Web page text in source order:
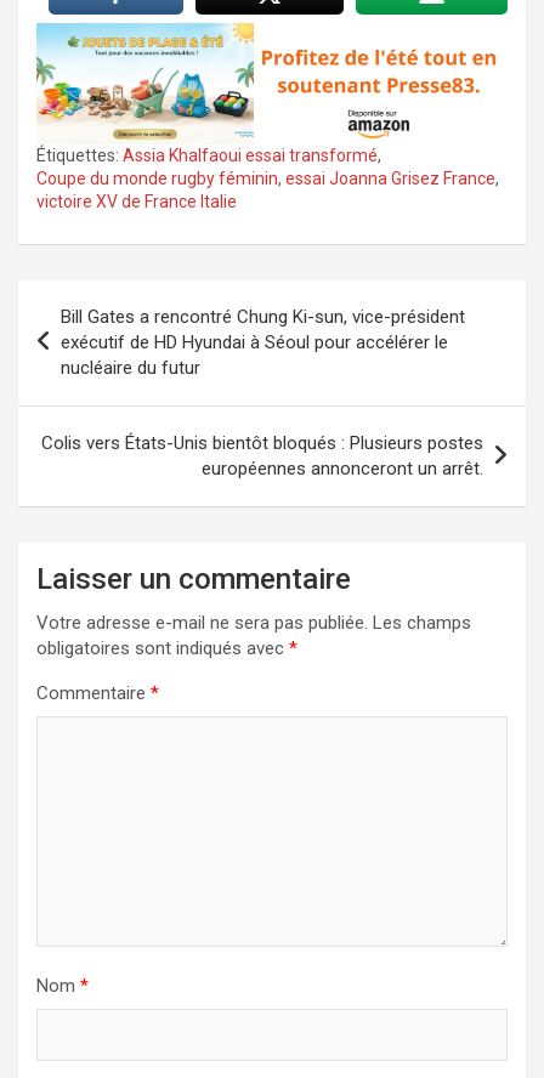
Étiquettes: Assia Khalfaoui essai transformé,
Coupe du monde rugby féminin, essai Joanna Grisez France,
victoire XV de France Italie
de
l’article
Bill Gates a rencontré Chung Ki-sun, vice-président
exécutif de HD Hyundai à Séoul pour accélérer le
nucléaire du futur
Colis vers États-Unis bientôt bloqués : Plusieurs postes
européennes annonceront un arrêt.
Laisser un commentaire
Votre adresse e-mail ne sera pas publiée. Les champs
obligatoires sont indiqués avec *
Commentaire *
Nom *